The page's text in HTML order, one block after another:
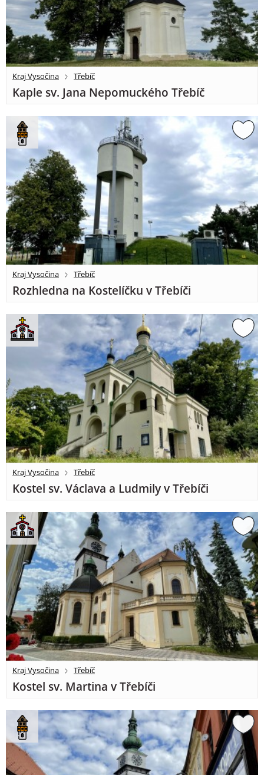
Kraj Vysočina Třebíč
Kaple sv. Jana Nepomuckého Třebíč
Kraj Vysočina Třebíč
Rozhledna na Kostelíčku v Třebíči
Kraj Vysočina Třebíč
Kostel sv. Václava a Ludmily v Třebíči
Kraj Vysočina Třebíč
Kostel sv. Martina v Třebíči